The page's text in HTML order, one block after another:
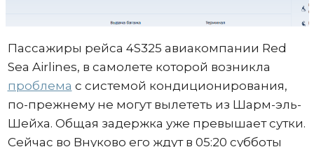
Пассажиры рейса 4S325 авиакомпании Red
Sea Airlines, в самолете которой возникла
проблема с системой кондиционирования,
по-прежнему не могут вылететь из Шарм-эль-
Шейха. Общая задержка уже превышает сутки.
Сейчас во Внуково его ждут в 05:20 субботы